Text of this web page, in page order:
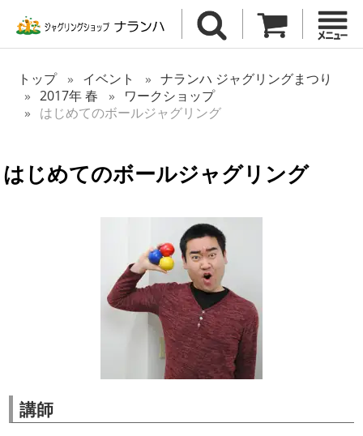
トップ イベント
ナランハ ジャグリングまつり
2017年 春
ワークショップ
はじめてのボールジャグリング
はじめてのボールジャグリング
講師